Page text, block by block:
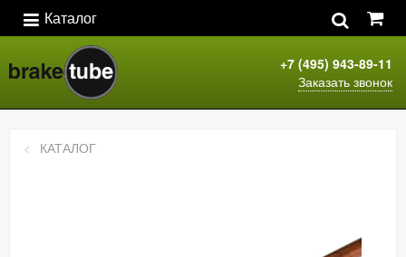
Каталог
+7 (495) 943-89-11
Заказать звонок
КАТАЛОГ